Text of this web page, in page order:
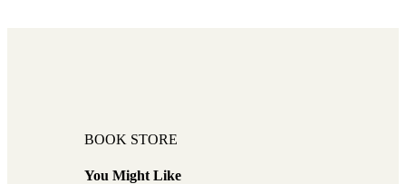
BOOK STORE
You Might Like